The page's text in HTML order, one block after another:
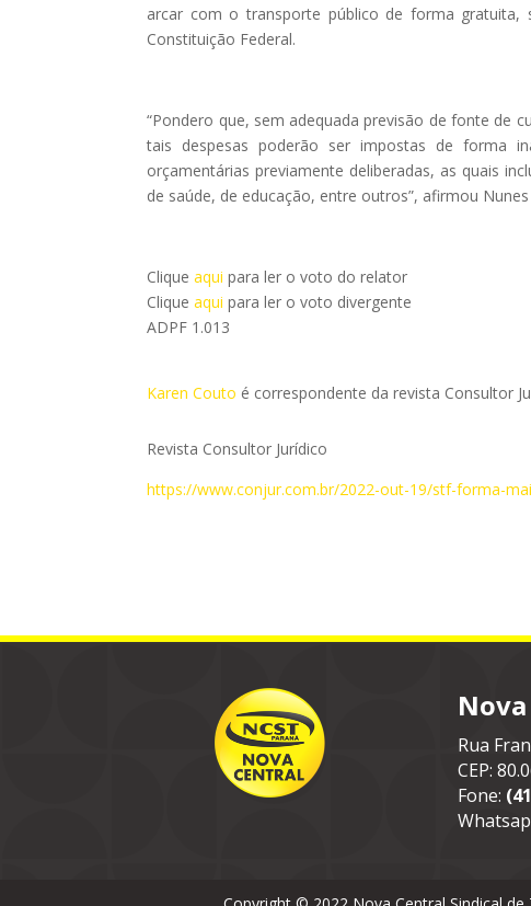
arcar com o transporte público de forma gratuita,
Constituição Federal.
“Pondero que, sem adequada previsão de fonte de
tais despesas poderão ser impostas de forma
orçamentárias previamente deliberadas, as quais
de saúde, de educação, entre outros”, afirmou
Cliqueaqui para ler o voto do relator
Cliqueaqui para ler o voto divergente
ADPF 1.013
Karen Couto é correspondente da revista Consultor
Revista Consultor Jurídico
https://www.conjur.com.br/2022-out-19/stf-forma-
Rua
CEP:
Fone: